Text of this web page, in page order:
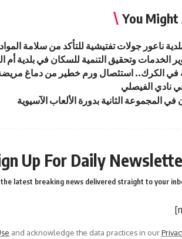
You Might
ناعور جولات تفتيشية للتأكد من سلامة
الخدمات وتحقيق التنمية للسكان في بلدية
في الكرك.. استئصال ورم خطير من دماغ
نادي الفيصلي
المجموعة الثانية بدورة الألعاب الآسيوية
Up For Daily
the latest breaking news delivered straight to your
and acknowledge the data practices in our